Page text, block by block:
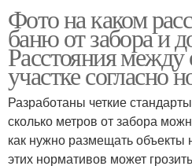
Фото на каком
баню от забора и
Расстояния между
участке согласно
Разработаны четкие
сколько метров от забора
как нужно размещать объекты
этих нормативов может